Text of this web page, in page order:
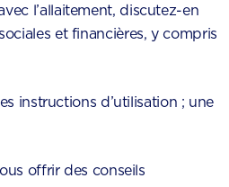
l’allaitement, discutez-en
et financières, y compris
instructions d’utilisation ; une
offrir des conseils